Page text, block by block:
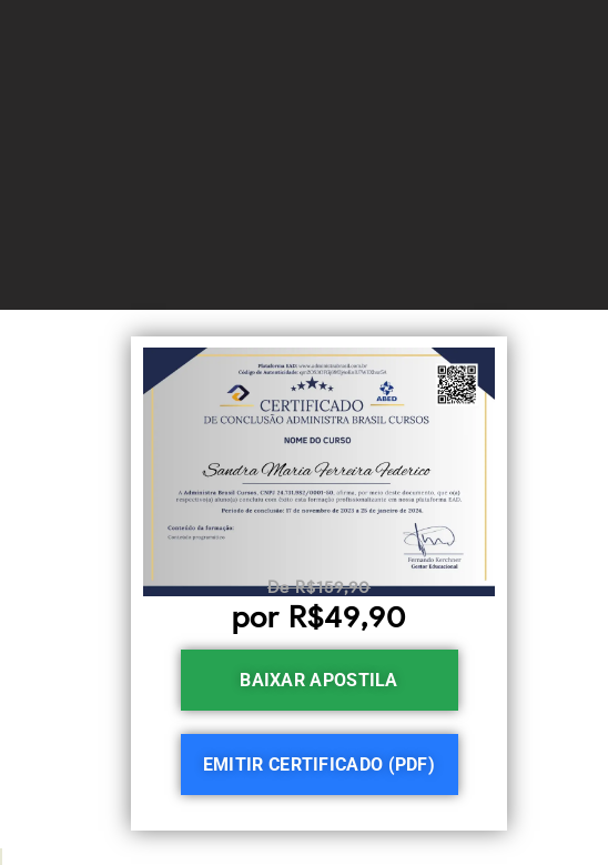
De R$159,90
por R$49,90
BAIXAR APOSTILA
EMITIR CERTIFICADO (PDF)